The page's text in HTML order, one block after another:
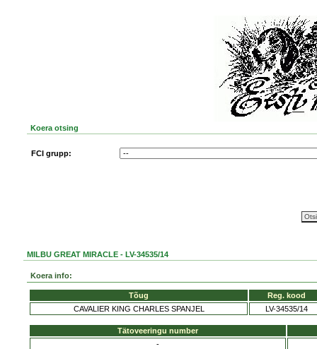
Koera otsing
FCI grupp:
MILBU GREAT MIRACLE - LV-34535/14
Koera info:
Tõug
Reg. kood
CAVALIER KING CHARLES SPANJEL
LV-34535/14
Tätoveeringu number
-